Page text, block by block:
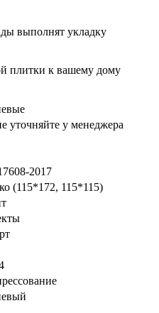
выполнят укладку
плитки к вашему дому
уточняйте у менеджера
2017
(115*172, 115*115)